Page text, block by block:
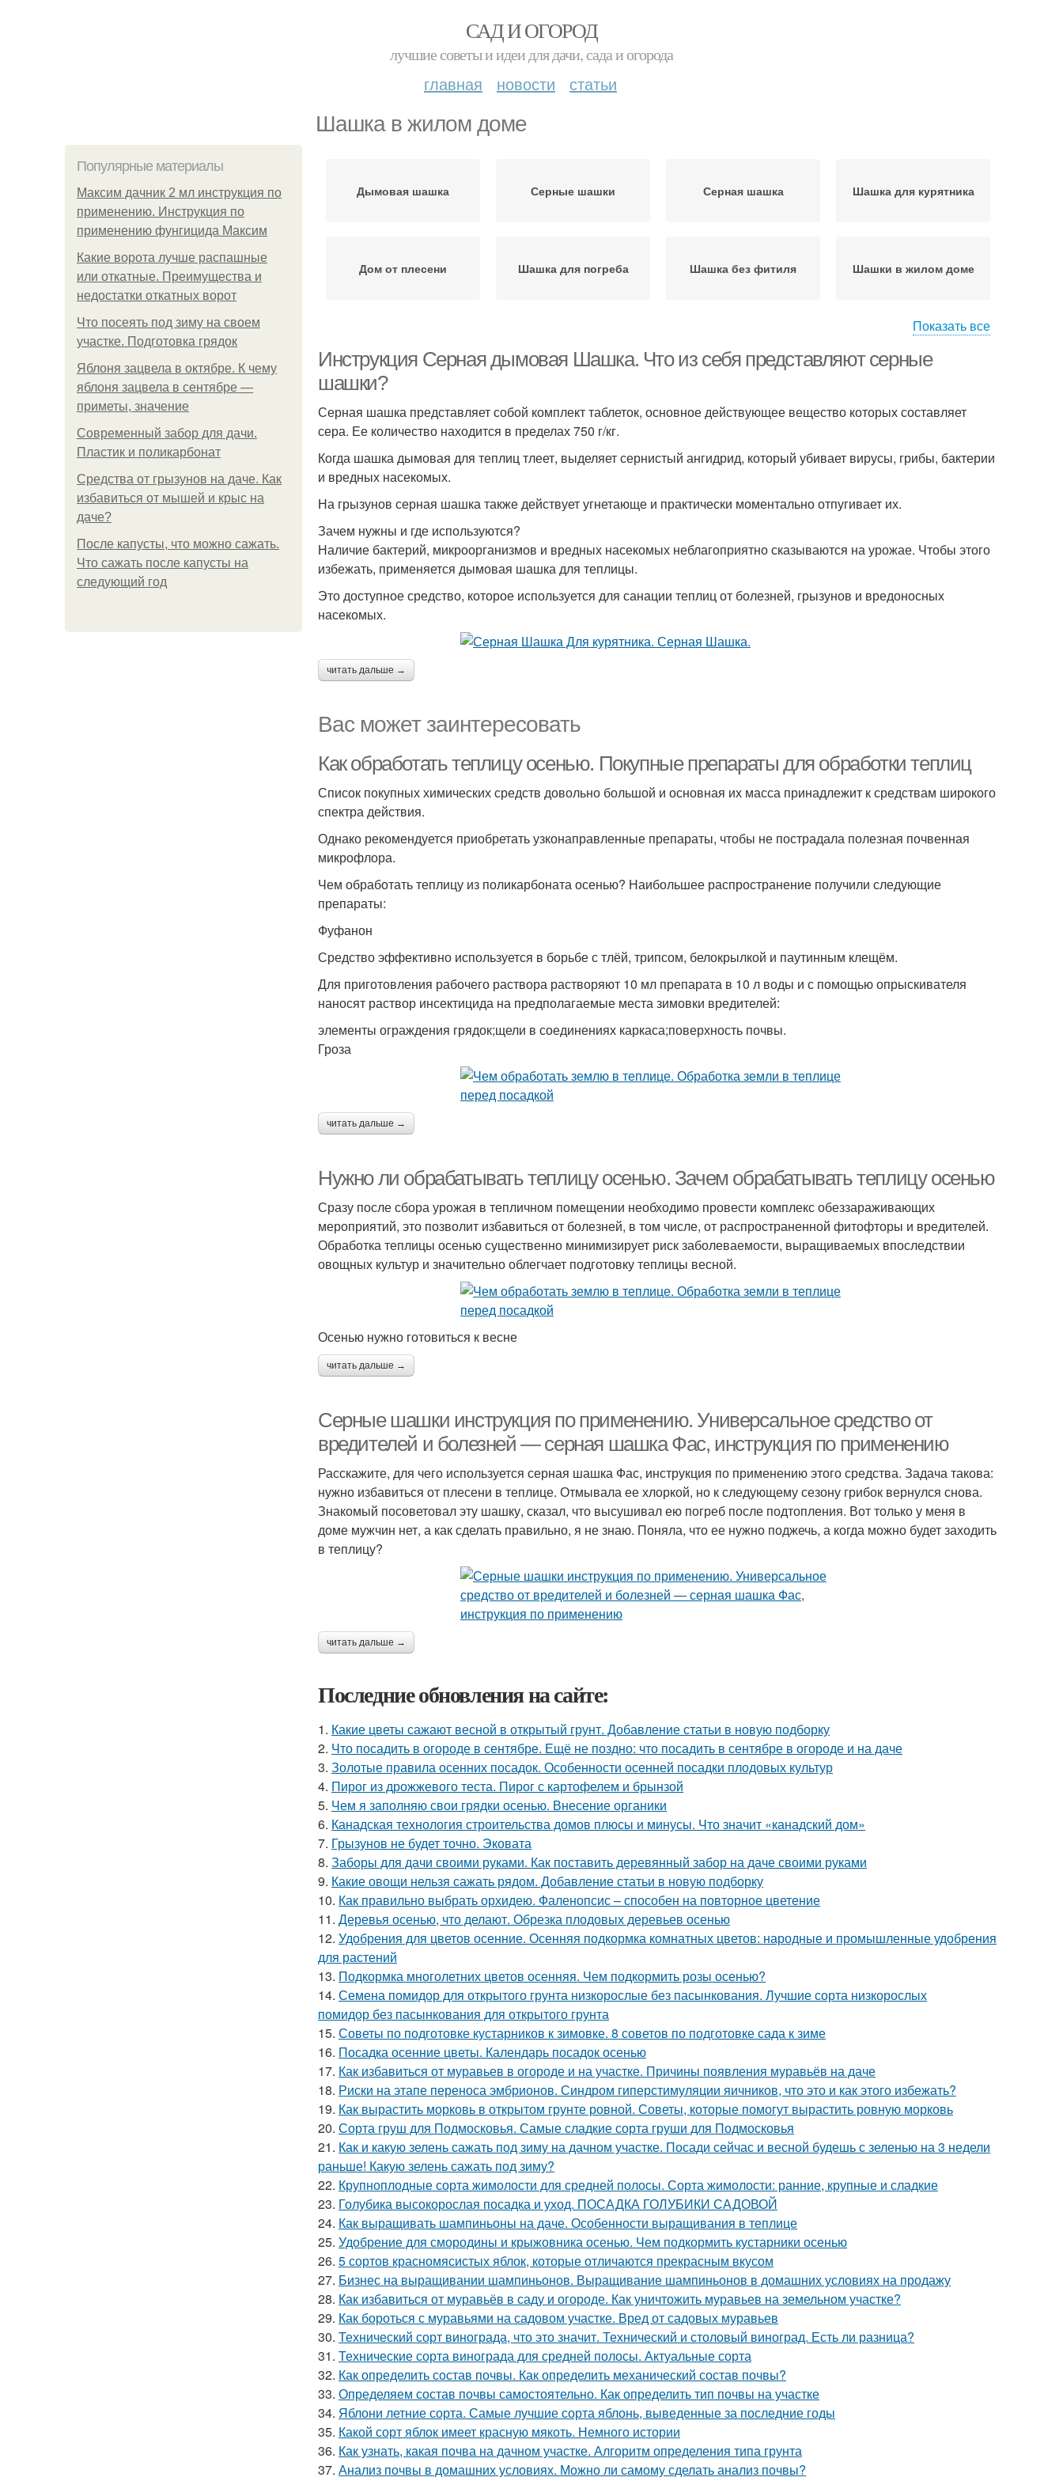
САД И ОГОРОД
лучшие советы и идеи для дачи, сада и огорода
главная новости статьи
Шашка в жилом доме
Популярные материалы
Максим дачник 2 мл инструкция по
применению. Инструкция по
применению фунгицида Максим
Какие ворота лучше распашные
или откатные. Преимущества и
недостатки откатных ворот
Что посеять под зиму на своем
участке. Подготовка грядок
Яблоня зацвела в октябре. К чему
яблоня зацвела в сентябре —
приметы, значение
Современный забор для дачи.
Пластик и поликарбонат
Средства от грызунов на даче. Как
избавиться от мышей и крыс на
даче?
После капусты, что можно сажать.
Что сажать после капусты на
следующий год
Дымовая шашка Серные шашки Серная шашка Шашка для курятника
Дом от плесени Шашка для погреба Шашка без фитиля Шашки в жилом доме
Показать все
Инструкция Серная дымовая Шашка. Что из себя представляют серные
шашки?
Серная шашка представляет собой комплект таблеток, основное действующее вещество которых составляет
сера. Ее количество находится в пределах 750 г/кг.
Когда шашка дымовая для теплиц тлеет, выделяет сернистый ангидрид, который убивает вирусы, грибы, бактерии
и вредных насекомых.
На грызунов серная шашка также действует угнетающе и практически моментально отпугивает их.
Зачем нужны и где используются?
Наличие бактерий, микроорганизмов и вредных насекомых неблагоприятно сказываются на урожае. Чтобы этого
избежать, применяется дымовая шашка для теплицы.
Это доступное средство, которое используется для санации теплиц от болезней, грызунов и вредоносных
насекомых.
читать дальше →
Вас может заинтересовать
Как обработать теплицу осенью. Покупные препараты для обработки теплиц
Список покупных химических средств довольно большой и основная их масса принадлежит к средствам широкого
спектра действия.
Однако рекомендуется приобретать узконаправленные препараты, чтобы не пострадала полезная почвенная
микрофлора.
Чем обработать теплицу из поликарбоната осенью? Наибольшее распространение получили следующие
препараты:
Фуфанон
Средство эффективно используется в борьбе с тлёй, трипсом, белокрылкой и паутинным клещём.
Для приготовления рабочего раствора растворяют 10 мл препарата в 10 л воды и с помощью опрыскивателя
наносят раствор инсектицида на предполагаемые места зимовки вредителей:
элементы ограждения грядок;щели в соединениях каркаса;поверхность почвы.
Гроза
читать дальше →
Нужно ли обрабатывать теплицу осенью. Зачем обрабатывать теплицу осенью
Сразу после сбора урожая в тепличном помещении необходимо провести комплекс обеззараживающих
мероприятий, это позволит избавиться от болезней, в том числе, от распространенной фитофторы и вредителей.
Обработка теплицы осенью существенно минимизирует риск заболеваемости, выращиваемых впоследствии
овощных культур и значительно облегчает подготовку теплицы весной.
Осенью нужно готовиться к весне
читать дальше →
Серные шашки инструкция по применению. Универсальное средство от
вредителей и болезней — серная шашка Фас, инструкция по применению
Расскажите, для чего используется серная шашка Фас, инструкция по применению этого средства. Задача такова:
нужно избавиться от плесени в теплице. Отмывала ее хлоркой, но к следующему сезону грибок вернулся снова.
Знакомый посоветовал эту шашку, сказал, что высушивал ею погреб после подтопления. Вот только у меня в
доме мужчин нет, а как сделать правильно, я не знаю. Поняла, что ее нужно поджечь, а когда можно будет заходить
в теплицу?
читать дальше →
Последние обновления на сайте:
1. Какие цветы сажают весной в открытый грунт. Добавление статьи в новую подборку
2. Что посадить в огороде в сентябре. Ещё не поздно: что посадить в сентябре в огороде и на даче
3. Золотые правила осенних посадок. Особенности осенней посадки плодовых культур
4. Пирог из дрожжевого теста. Пирог с картофелем и брынзой
5. Чем я заполняю свои грядки осенью. Внесение органики
6. Канадская технология строительства домов плюсы и минусы. Что значит «канадский дом»
7. Грызунов не будет точно. Эковата
8. Заборы для дачи своими руками. Как поставить деревянный забор на даче своими руками
9. Какие овощи нельзя сажать рядом. Добавление статьи в новую подборку
10. Как правильно выбрать орхидею. Фаленопсис – способен на повторное цветение
11. Деревья осенью, что делают. Обрезка плодовых деревьев осенью
12. Удобрения для цветов осенние. Осенняя подкормка комнатных цветов: народные и промышленные удобрения
для растений
13. Подкормка многолетних цветов осенняя. Чем подкормить розы осенью?
14. Семена помидор для открытого грунта низкорослые без пасынкования. Лучшие сорта низкорослых
помидор без пасынкования для открытого грунта
15. Советы по подготовке кустарников к зимовке. 8 советов по подготовке сада к зиме
16. Посадка осенние цветы. Календарь посадок осенью
17. Как избавиться от муравьев в огороде и на участке. Причины появления муравьёв на даче
18. Риски на этапе переноса эмбрионов. Синдром гиперстимуляции яичников, что это и как этого избежать?
19. Как вырастить морковь в открытом грунте ровной. Советы, которые помогут вырастить ровную морковь
20. Сорта груш для Подмосковья. Самые сладкие сорта груши для Подмосковья
21. Как и какую зелень сажать под зиму на дачном участке. Посади сейчас и весной будешь с зеленью на 3 недели
раньше! Какую зелень сажать под зиму?
22. Крупноплодные сорта жимолости для средней полосы. Сорта жимолости: ранние, крупные и сладкие
23. Голубика высокорослая посадка и уход. ПОСАДКА ГОЛУБИКИ САДОВОЙ
24. Как выращивать шампиньоны на даче. Особенности выращивания в теплице
25. Удобрение для смородины и крыжовника осенью. Чем подкормить кустарники осенью
26. 5 сортов красномясистых яблок, которые отличаются прекрасным вкусом
27. Бизнес на выращивании шампиньонов. Выращивание шампиньонов в домашних условиях на продажу
28. Как избавиться от муравьёв в саду и огороде. Как уничтожить муравьев на земельном участке?
29. Как бороться с муравьями на садовом участке. Вред от садовых муравьев
30. Технический сорт винограда, что это значит. Технический и столовый виноград. Есть ли разница?
31. Технические сорта винограда для средней полосы. Актуальные сорта
32. Как определить состав почвы. Как определить механический состав почвы?
33. Определяем состав почвы самостоятельно. Как определить тип почвы на участке
34. Яблони летние сорта. Самые лучшие сорта яблонь, выведенные за последние годы
35. Какой сорт яблок имеет красную мякоть. Немного истории
36. Как узнать, какая почва на дачном участке. Алгоритм определения типа грунта
37. Анализ почвы в домашних условиях. Можно ли самому сделать анализ почвы?